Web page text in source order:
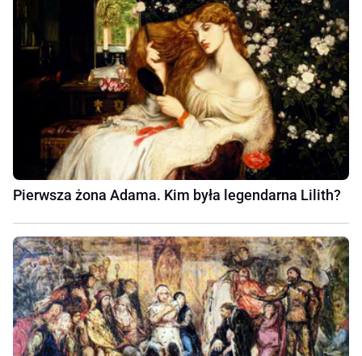
Pierwsza żona Adama. Kim była legendarna Lilith?